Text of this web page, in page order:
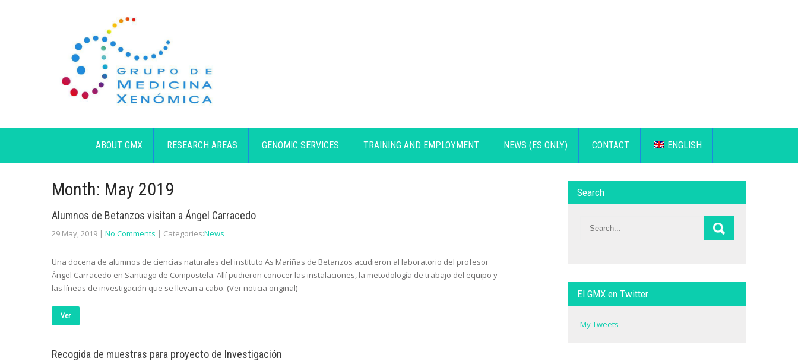
ABOUT GMX RESEARCH AREAS GENOMIC SERVICES TRAINING AND EMPLOYMENT NEWS (ES ONLY) CONTACT ENGLISH
Month: May 2019
Alumnos de Betanzos visitan a Ángel Carracedo
29 May, 2019 | No Comments | Categories:News
Una docena de alumnos de ciencias naturales del instituto As Mariñas de Betanzos acudieron al laboratorio del profesor
Ángel Carracedo en Santiago de Compostela. Allí pudieron conocer las instalaciones, la metodología de trabajo del equipo y
las líneas de investigación que se llevan a cabo. (Ver noticia original)
Ver
Recogida de muestras para proyecto de Investigación
Search
El GMX en Twitter
My Tweets